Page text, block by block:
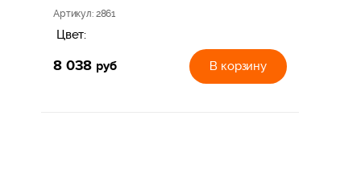
Артикул: 2861
Цвет:
8 038 руб В корзину